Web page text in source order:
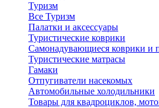
Туризм
Все Туризм
Палатки и аксессуары
Туристические коврики
Самонадувающиеся коврики и
Туристические матрасы
Гамаки
Отпугиватели насекомых
Автомобильные холодильники
Товары для квадроциклов,